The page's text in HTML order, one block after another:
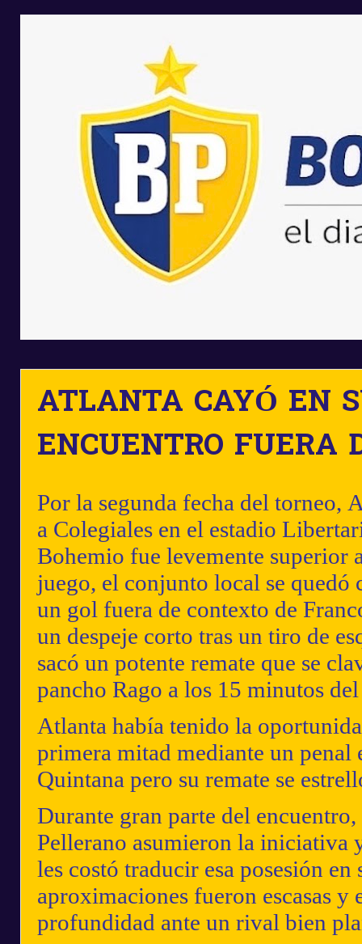
ATLANTA CAYÓ EN
ENCUENTRO FUERA
Por la segunda fecha del torneo,
a Colegiales en el estadio
Bohemio fue levemente superior
juego, el conjunto local se quedó
un gol fuera de contexto de
un despeje corto tras un tiro de
sacó un potente remate que se
pancho Rago a los 15 minutos
Atlanta había tenido la
primera mitad mediante un
Quintana pero su remate se
Durante gran parte del
Pellerano asumieron la iniciativa
les costó traducir esa posesión
aproximaciones fueron escasas
profundidad ante un rival bien